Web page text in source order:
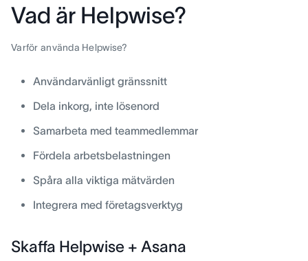
Vad är Helpwise?
Varför använda Helpwise?
Användarvänligt gränssnitt
Dela inkorg, inte lösenord
Samarbeta med teammedlemmar
Fördela arbetsbelastningen
Spåra alla viktiga mätvärden
Integrera med företagsverktyg
Skaffa Helpwise + Asana